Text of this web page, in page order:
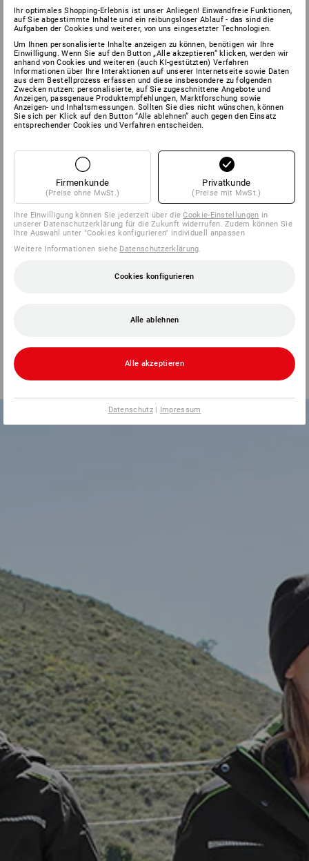
Sie tätigen mehrfach Bestellungen pro Woche?
Dann macht eine EDI-Übertragung Ihrer
Bestellungen Sinn. Wir sind imstande, die am
Markt üblichen Formate zu verarbeiten.
Das sind zum Beispiel:
XML / openTrans 1.0 oder 2.1
IDOC
CSV
cXML
Alle Beschaffungs-Lösungen auf einen Blick
BESCHAFFEN WIR DAS!
Ihr optimales Shopping-Erlebnis ist unser Anliegen! Einwandfreie Funktionen,
auf Sie abgestimmte Inhalte und ein reibungsloser Ablauf - das sind die
Aufgaben der Cookies und weiterer, von uns eingesetzter Technologien.
Um Ihnen personalisierte Inhalte anzeigen zu können, benötigen wir Ihre
Einwilligung. Wenn Sie auf den Button „Alle akzeptieren“ klicken, werden wir
anhand von Cookies und weiteren (auch KI-gestützten) Verfahren
Informationen über Ihre Interaktionen auf unserer Internetseite sowie Daten
aus dem Bestellprozess erfassen und diese insbesondere zu folgenden
Zwecken nutzen: personalisierte, auf Sie zugeschnittene Angebote und
Anzeigen, passgenaue Produktempfehlungen, Marktforschung sowie
Anzeigen- und Inhaltsmessungen. Sollten Sie dies nicht wünschen, können
Sie sich per Klick auf den Button “Alle ablehnen” auch gegen den Einsatz
entsprechender Cookies und Verfahren entscheiden.
Firmenkunde
(Preise ohne MwSt.)
Privatkunde
(Preise mit MwSt.)
Ihre Einwilligung können Sie jederzeit über dieCookie-Einstellungen in
unserer Datenschutzerklärung für die Zukunft widerrufen. Zudem können Sie
Ihre Auswahl unter "Cookies konfigurieren" individuell anpassen
Weitere Informationen siehe Datenschutzerklärung
Cookies konfigurieren
Alle ablehnen
Alle akzeptieren
Datenschutz| Impressum